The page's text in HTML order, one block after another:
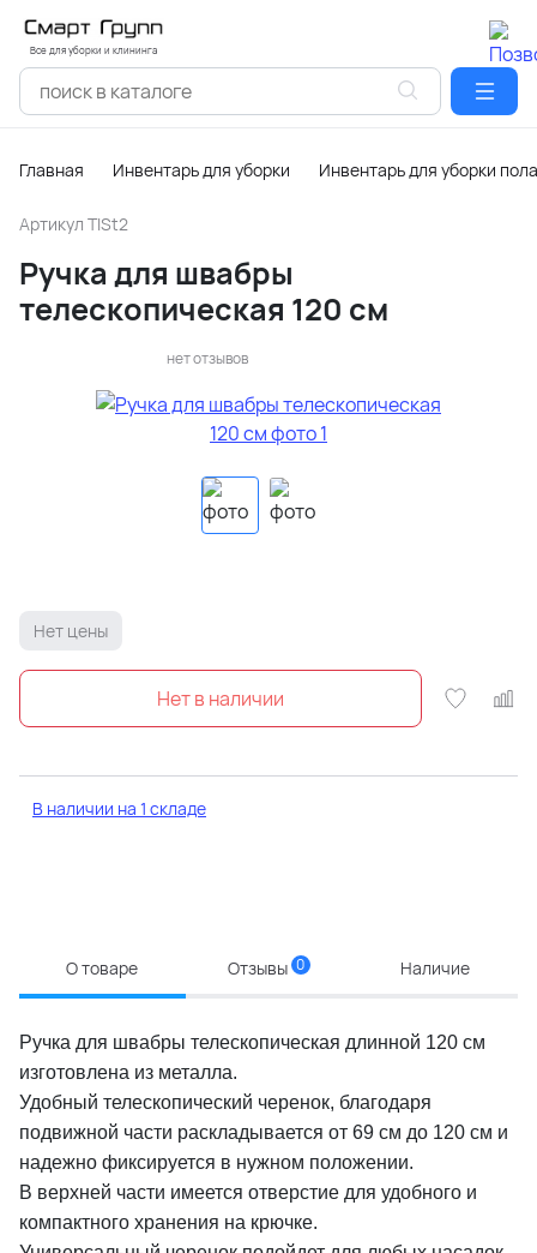
Все для уборки и клининга
Главная Инвентарь для уборки Инвентарь для уборки пола
Артикул TISt2
Ручка для швабры
телескопическая 120 см
нет отзывов
Нет цены
В наличии на 1 складе
О товаре Отзывы 0 Наличие
Ручка для швабры телескопическая длинной 120 см
изготовлена из металла.
Удобный телескопический черенок, благодаря
подвижной части раскладывается от 69 см до 120 см и
надежно фиксируется в нужном положении.
В верхней части имеется отверстие для удобного и
компактного хранения на крючке.